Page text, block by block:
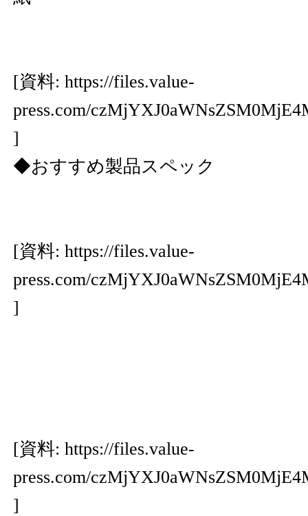
[資料: https://files.value-
press.com/
]
◆おすすめ製品スペック
[資料: https://files.value-
press.com/
]
[資料: https://files.value-
press.com/
]